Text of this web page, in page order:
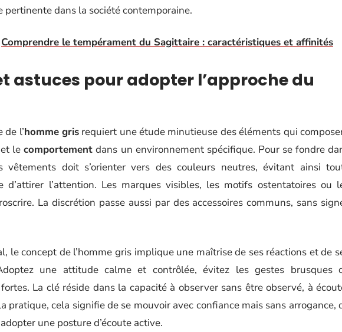
pertinente dans la société contemporaine.
Comprendre le tempérament du Sagittaire : caractéristiques et affinités
astuces pour adopter l’approche du
de l’homme grisrequiert une étude minutieuse des éléments qui
et lecomportement dans un environnement spécifique. Pour se fondre
vêtements doit s’orienter vers des couleurs neutres, évitant ainsi
d’attirer l’attention. Les marques visibles, les motifs ostentatoires ou
La discrétion passe aussi par des accessoires communs, sans
le concept de l’homme gris implique une maîtrise de ses réactions et de
une attitude calme et contrôlée, évitez les gestes brusques
fortes. La clé réside dans la capacité à observer sans être observé, à
pratique, cela signifie de se mouvoir avec confiance mais sans arrogance,
une posture d’écoute active.